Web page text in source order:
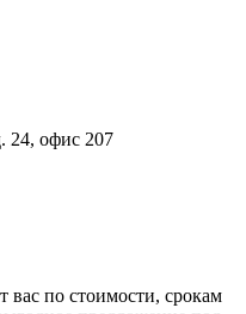
24, офис 207
вас по стоимости, срокам